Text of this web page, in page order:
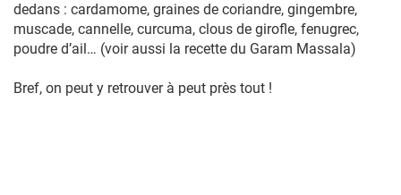
dedans : cardamome, graines de coriandre, gingembre,
muscade, cannelle, curcuma, clous de girofle, fenugrec,
poudre d’ail… (voir aussi la recette du Garam Massala)
Bref, on peut y retrouver à peut près tout !